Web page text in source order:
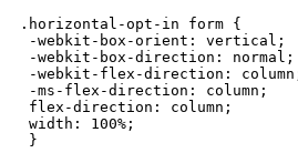
.horizontal-opt-in form {
-webkit-box-orient: vertical;
-webkit-box-direction: normal;
-webkit-flex-direction:
-ms-flex-direction: column;
flex-direction: column;
width: 100%;
}